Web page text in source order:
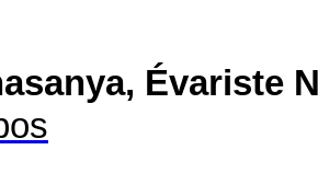
Évariste